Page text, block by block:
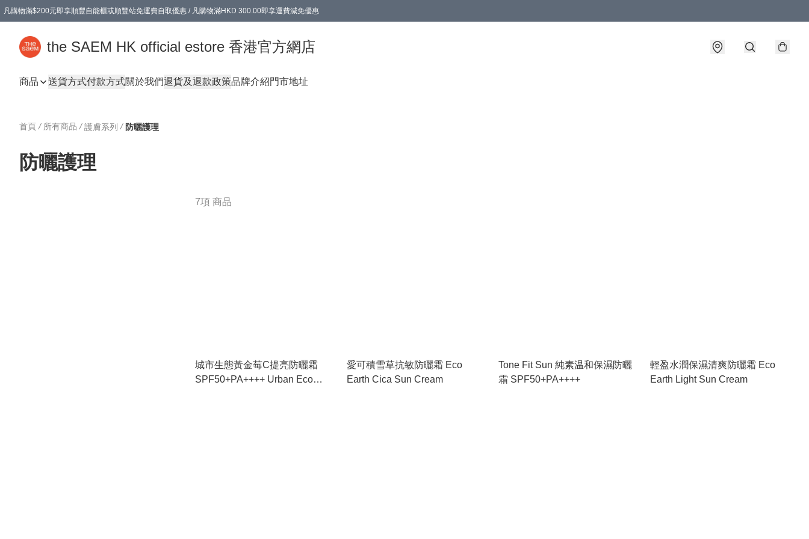
凡購物滿$200元即享順豐自能櫃或順豐站免運費自取優惠 / 凡購物滿HKD 300.00即享運費減免優惠
the SAEM HK official estore 香港官方網店
商品 送貨方式付款方式關於我們退貨及退款政策品牌介紹門市地址
首頁 / 所有商品 / 護膚系列 / 防曬護理
防曬護理
7項 商品
城市生態黃金莓C提亮防曬霜
SPF50+PA++++ Urban Eco
愛可積雪草抗敏防曬霜 Eco
Earth Cica Sun Cream
Tone Fit Sun 純素温和保濕防曬
霜 SPF50+PA++++
輕盈水潤保濕清爽防曬霜 Eco
Earth Light Sun Cream